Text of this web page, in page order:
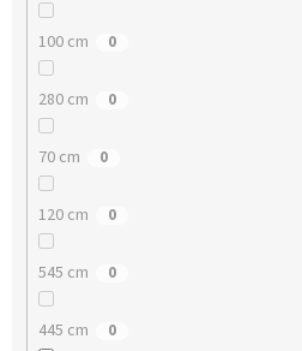
100 cm 0
280 cm 0
70 cm 0
120 cm 0
545 cm 0
445 cm 0